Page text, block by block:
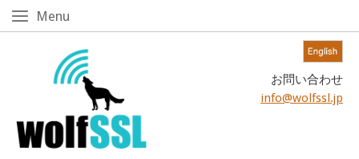
Skip
お問い合わせ
info@wolfssl.jp
Menu